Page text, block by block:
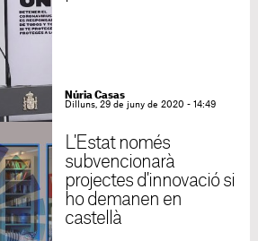
Núria Casas
Dilluns, 29 de juny de 2020 - 14:49
L'Estat només
subvencionarà
projectes d'innovació si
ho demanen en
castellà